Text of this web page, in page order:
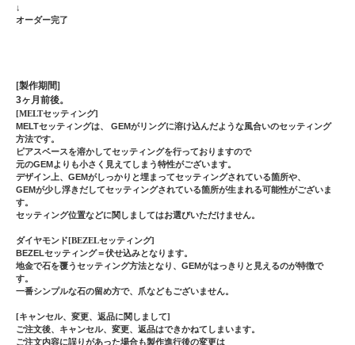
↓
オーダー完了
[製作期間]
3ヶ月前後。
[MELTセッティング]
MELTセッティングは、 GEMがリングに溶け込んだような風合いのセッティング
方法です。
ピアスベースを溶かしてセッティングを行っておりますので
元のGEMよりも小さく見えてしまう特性がございます。
デザイン上、GEMがしっかりと埋まってセッティングされている箇所や、
GEMが少し浮きだしてセッティングされている箇所が生まれる可能性がございま
す。
セッティング位置などに関しましてはお選びいただけません。
ダイヤモンド[BEZELセッティング]
BEZELセッティング＝伏せ込みとなります。
地金で石を覆うセッティング方法となり、GEMがはっきりと見えるのが特徴で
す。
一番シンプルな石の留め方で、爪などもございません。
[キャンセル、変更、返品に関しまして]
ご注文後、キャンセル、変更、返品はできかねてしまいます。
ご注文内容に誤りがあった場合も製作進行後の変更は